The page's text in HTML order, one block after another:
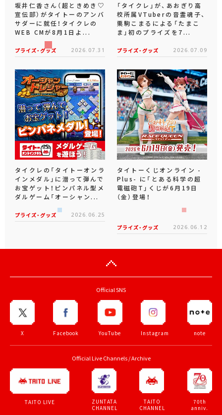
坂井仁香さん（超ときめき♡
宣伝部）がタイトーのアンバ
サダーに就任！タイクレの
WEB CMが8月1日よ...
プライズ・グッズ 2026.07.31
「タイクレ」が、あおぎり高
校所属VTuberの音霊魂子、
栗駒こまるによる「たまこ
ま」初のプライズを7...
プライズ・グッズ 2026.07.09
タイクレの「タイトーオンラ
インメダル」に潜って弾んで
お宝ゲット！ピンパネル型メ
ダルゲーム「オーシャン...
プライズ・グッズ 2026.06.25
タイトーくじオンライン -
Plus- に「とある科学の超
電磁砲T」くじが6月19日
（金）登場！
プライズ・グッズ 2026.06.12
Official SNS
X Facebook YouTube Instagram note
Official Live Channels / Archive
TAITO LIVE
ZUNTATA
CHANNEL
TAITO
CHANNEL
70th
anniv.